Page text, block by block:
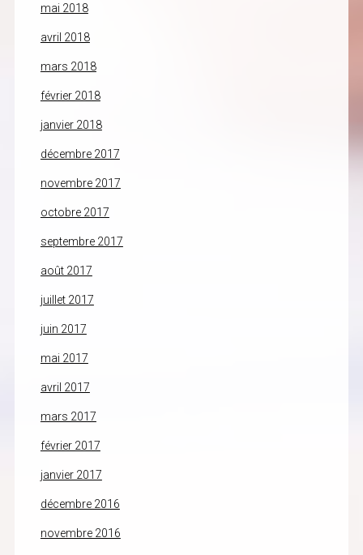
mai 2018
avril 2018
mars 2018
février 2018
janvier 2018
décembre 2017
novembre 2017
octobre 2017
septembre 2017
août 2017
juillet 2017
juin 2017
mai 2017
avril 2017
mars 2017
février 2017
janvier 2017
décembre 2016
novembre 2016